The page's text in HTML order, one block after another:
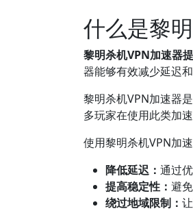
什么是黎
黎明杀机VPN加速器
器能够有效减少延迟
黎明杀机VPN加速器
多玩家在使用此类加
使用黎明杀机VPN加
降低延迟： 通过
提高稳定性： 避
绕过地域限制：